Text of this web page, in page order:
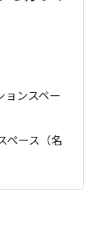
ョンスペー
ペース（名